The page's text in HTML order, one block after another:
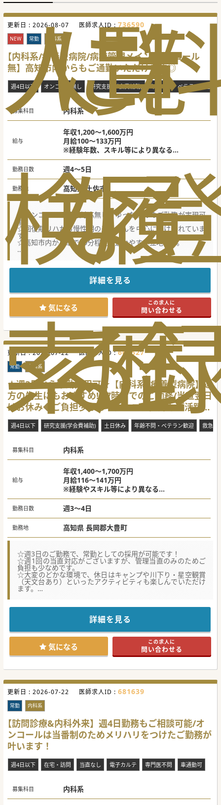
人
検
索
に
な
る
覧
履
歴
更新日 : 2026-08-07 医師求人ID : 736590
NEW 常勤 内科系
【内科系/療養型病院/病棟管理メイン/オンコール
無】高知市内からもご通勤いただけます◎
週4日以下 オンコール無し 研究支援(学会費補助) 年齢不問・ベテラン歓迎
募集科目 内科系
給与
年収1,200～1,600万円
月給100～133万円
※経験年数、スキル等により異なる
※当直手当：1回50,000円
勤務日数 週4～5日
勤務地 高知県 土佐市
☆オンコール＆救急対応無しでゆったりめのご勤務が実現可
能
☆回復期リハから慢性期の患者さんを中心に受け入れていま
す。
☆高知市内から車で30分程度と通いやすい立地です。
★☆コンサルタントからのメッセージ★☆
当直明けは勤務の軽減のため午後休みを実施しています。
病院前にバス停がございますので、公共交通機関でのご通勤
セカンドキャリア・サードキャリアにもおすすめです。
#年度内入職可 #秋入職可
詳細を見る
気になる この求人に
問い合わせる
更新日 :2026-07-22 医師求人ID :665527
常勤 内科系
★週3日から常勤採用可★【内科系×療養型病院】遠
方の先生にもおすすめ‼17時までのご勤務/当直翌日
はお休み◆ご負担少なめで、シニア医師もご活躍い
ただける環境♪
週4日以下 研究支援(学会費補助) 土日休み 年齢不問・ベテラン歓迎 救急対
募集科目 内科系
給与
年収1,400～1,700万円
月給116～141万円
※経験やスキル等により異なる
※週3日勤務の場合：1,400万～1,500万円、週
4日勤務の場合：1,600万～1,700万円
勤務日数 週3～4日
勤務地 高知県 長岡郡大豊町
☆週3日のご勤務で、常勤としての採用が可能です！
☆週1回の当直対応がございますが、管理当直のみのためご
負担も少なめです。
☆大変のどかな環境で、休日はキャンプや川下り・星空観賞
（天文台あり）といったアクティビティも楽しんでいただけ
ます。
ICが近く高知市や南国市、高松市からもアクセスしやすい地
外来は基本的に患者様が来院された際に都度対応となります
が、枠を設けて積極的にされたい場合もご相談可能です！
家賃補助、転居費用補助のご用意もございますので、県外か
らご入職いただける先生も大歓迎です。
#秋入職可
詳細を見る
気になる この求人に
問い合わせる
更新日 : 2026-07-22 医師求人ID : 681639
常勤 内科系
【訪問診療&内科外来】週4日勤務もご相談可能/オ
ンコールは当番制のためメリハリをつけたご勤務が
叶います！
週4日以下 在宅・訪問 当直なし 電子カルテ 専門医不問 車通勤可
募集科目 内科系